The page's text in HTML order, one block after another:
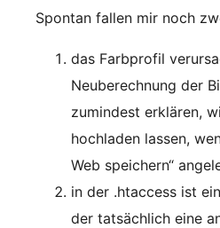
Spontan fallen mir noch
das Farbprofil
Neuberechnung der
zumindest erklären,
hochladen lassen,
Web speichern“
in der .htaccess ist
der tatsächlich eine